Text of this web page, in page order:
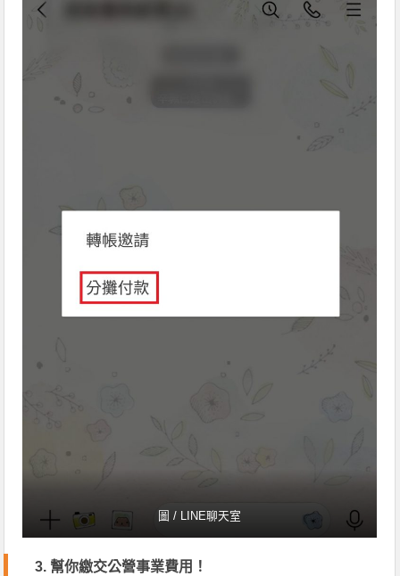
圖 / LINE聊天室
3. 幫你繳交公營事業費用！